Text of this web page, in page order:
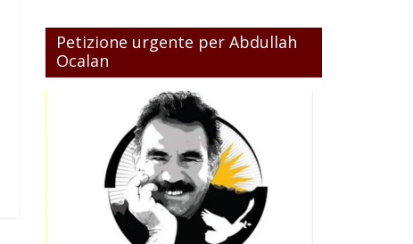
Petizione urgente per Abdullah
Ocalan